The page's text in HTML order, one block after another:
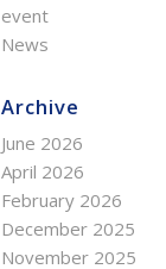
event
News
Archive
June 2026
April 2026
February 2026
December 2025
November 2025